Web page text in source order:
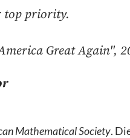
top priority.
Great Again",
Mathematical Society.